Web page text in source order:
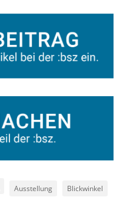
Ausstellung Blickwinkel